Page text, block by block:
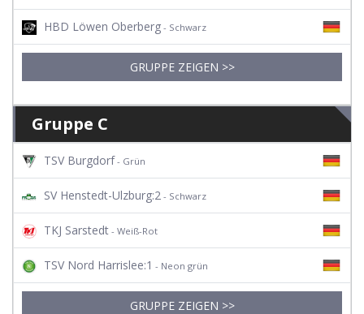
HBD Löwen Oberberg - Schwarz
GRUPPE ZEIGEN >>
Gruppe C
TSV Burgdorf - Grün
SV Henstedt-Ulzburg:2 - Schwarz
TKJ Sarstedt - Weiß-Rot
TSV Nord Harrislee:1 - Neon grün
GRUPPE ZEIGEN >>